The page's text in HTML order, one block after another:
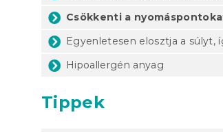
Csökkenti a
Egyenletesen elosztja a súlyt,
Hipoallergén anyag
Tippek